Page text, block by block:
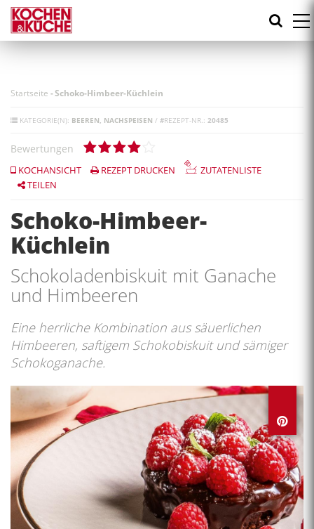
Direkt
zum
Inhalt
Startseite -Schoko-Himbeer-Küchlein
KATEGORIE(N): BEEREN NACHSPEISEN / #REZEPT-NR.: 20485
Bewertungen
KOCHANSICHT REZEPT DRUCKEN
ZUTATENLISTE
TEILEN
Schoko-Himbeer-
Küchlein
Schokoladenbiskuit mit Ganache
und Himbeeren
Eine herrliche Kombination aus säuerlichen
Himbeeren, saftigem Schokobiskuit und sämiger
Schokoganache.